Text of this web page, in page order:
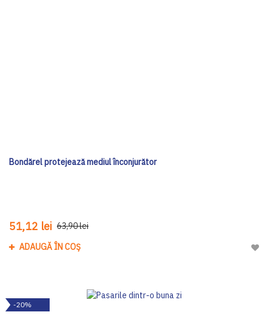
Bondărel protejează mediul înconjurător
51,12 lei 63,90 lei
ADAUGĂ ÎN COȘ
-20%